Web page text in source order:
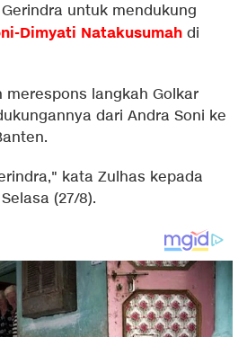
untuk mendukung
Dimyati Natakusumah di
merespons langkah Golkar
dari Andra Soni ke
kata Zulhas kepada
(27/8).